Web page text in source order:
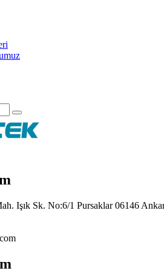
Işık Sk. No:6/1 Pursaklar 06146